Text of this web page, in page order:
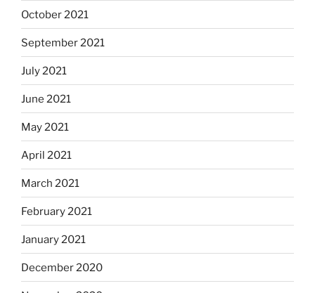
October 2021
September 2021
July 2021
June 2021
May 2021
April 2021
March 2021
February 2021
January 2021
December 2020